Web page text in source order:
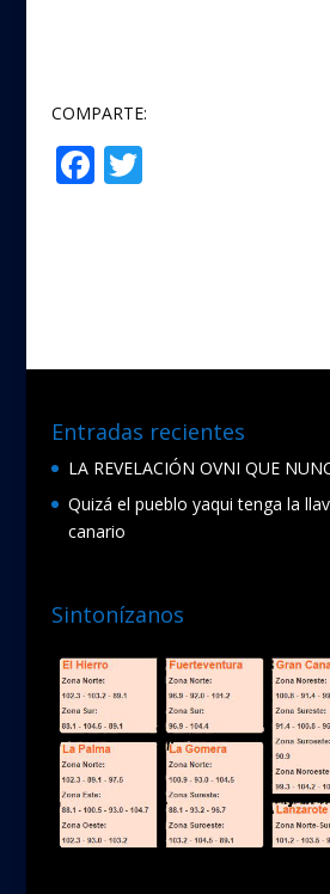
COMPARTE:
F
o
T
Entradas recientes
LA REVELACIÓN OVNI QUE
Quizá el pueblo yaqui tenga la
canario
Sintonízanos